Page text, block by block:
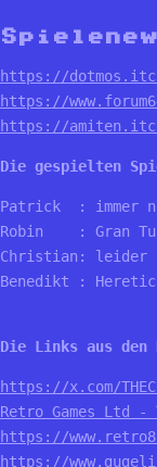
https://
https://
https://
Die gespielten
Patrick  : immer
Robin    : Gran
Christian: leider
Benedikt : Heretic
https://x.com/
Retro Games Ltd -
https://
https://